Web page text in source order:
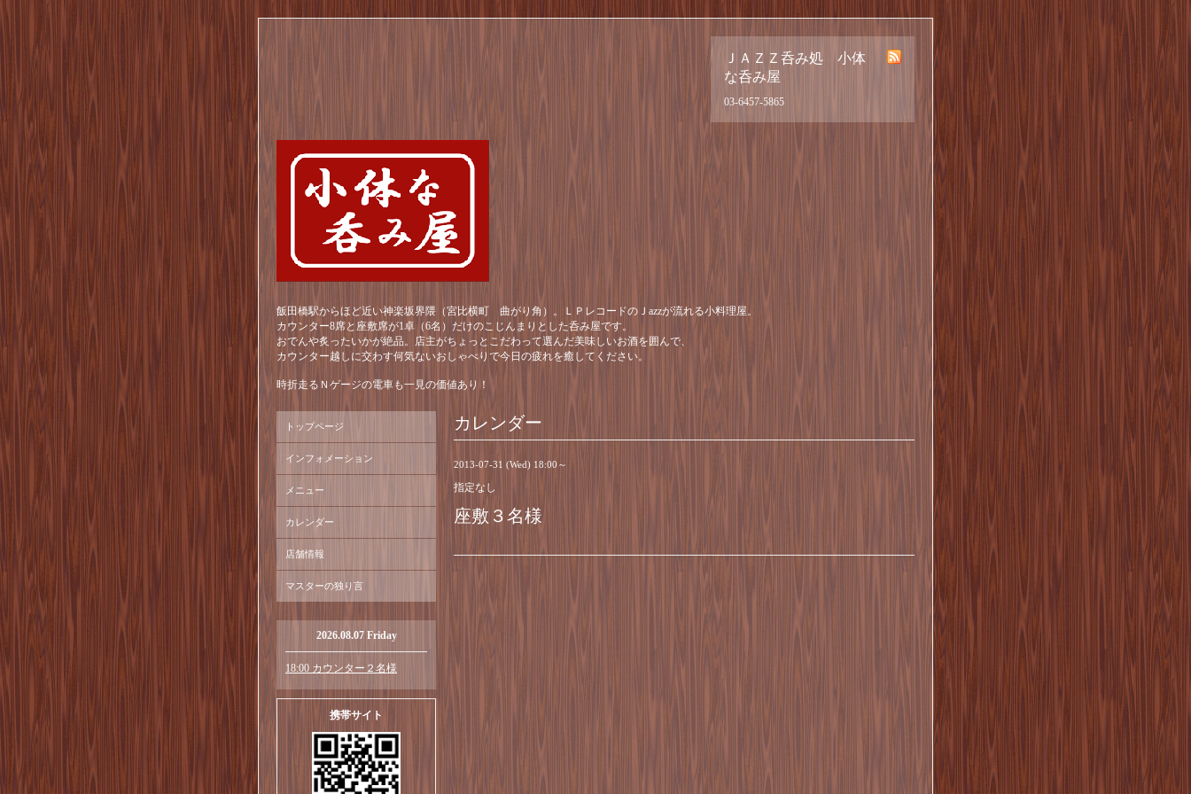
ＪＡＺＺ呑み処 小体
な呑み屋
03-6457-5865
飯田橋駅からほど近い神楽坂界隈（宮比横町 曲がり角）。ＬＰレコードのＪazzが流れる小料理屋。
カウンター8席と座敷席が1卓（6名）だけのこじんまりとした呑み屋です。
おでんや炙ったいかが絶品。店主がちょっとこだわって選んだ美味しいお酒を囲んで、
カウンター越しに交わす何気ないおしゃべりで今日の疲れを癒してください。
時折走るＮゲージの電車も一見の価値あり！
カレンダー
2013-07-31 (Wed) 18:00～
指定なし
座敷３名様
トップページ
インフォメーション
メニュー
カレンダー
店舗情報
マスターの独り言
2026.08.07 Friday
18:00 カウンター２名様
携帯サイト